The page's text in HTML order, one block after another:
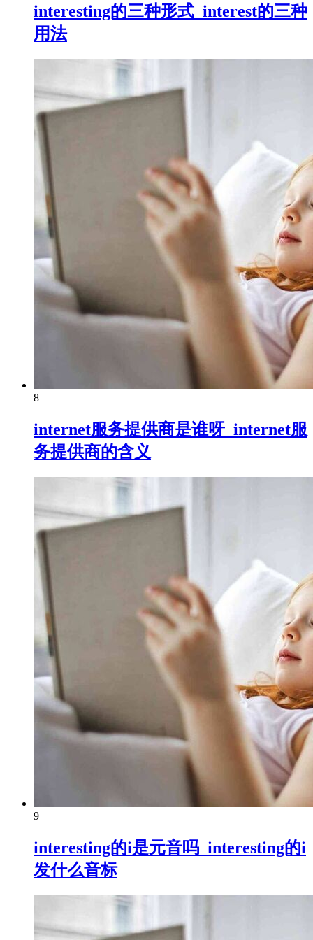
interesting的三种形式_interest的三种
用法
8
internet服务提供商是谁呀_internet服
务提供商的含义
9
interesting的i是元音吗_interesting的i
发什么音标